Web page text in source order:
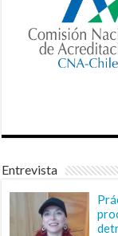
Entrevista